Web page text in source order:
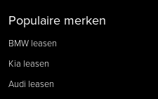
Populaire merken
BMW leasen
Kia leasen
Audi leasen